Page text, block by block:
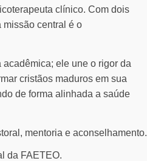
clínico. Com dois
missão central é o
ele une o rigor da
cristãos maduros em sua
de forma alinhada a saúde
mentoria e aconselhamento.
da FAETEO.